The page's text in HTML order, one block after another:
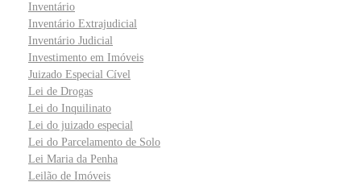
Inventário
Inventário Extrajudicial
Inventário Judicial
Investimento em Imóveis
Juizado Especial Cível
Lei de Drogas
Lei do Inquilinato
Lei do juizado especial
Lei do Parcelamento de Solo
Lei Maria da Penha
Leilão de Imóveis